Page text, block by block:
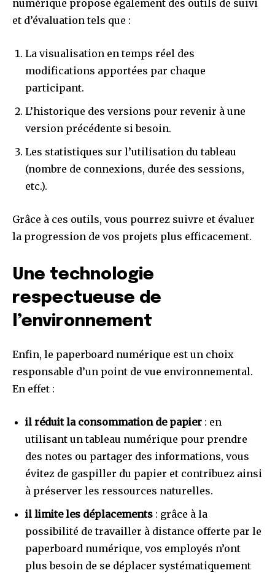
numérique propose également des outils de suivi
et d’évaluation tels que :
La visualisation en temps réel des
modifications apportées par chaque
participant.
L’historique des versions pour revenir à une
version précédente si besoin.
Les statistiques sur l’utilisation du tableau
(nombre de connexions, durée des sessions,
etc.).
Grâce à ces outils, vous pourrez suivre et évaluer
la progression de vos projets plus efficacement.
Une technologie
respectueuse de
l’environnement
Enfin, le paperboard numérique est un choix
responsable d’un point de vue environnemental.
En effet :
il réduit la consommation de papier : en
utilisant un tableau numérique pour prendre
des notes ou partager des informations, vous
évitez de gaspiller du papier et contribuez ainsi
à préserver les ressources naturelles.
il limite les déplacements : grâce à la
possibilité de travailler à distance offerte par le
paperboard numérique, vos employés n’ont
plus besoin de se déplacer systématiquement